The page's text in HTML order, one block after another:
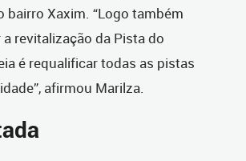
bairro Xaxim. “Logo também
revitalização da Pista do
é requalificar todas as pistas
afirmou Marilza.